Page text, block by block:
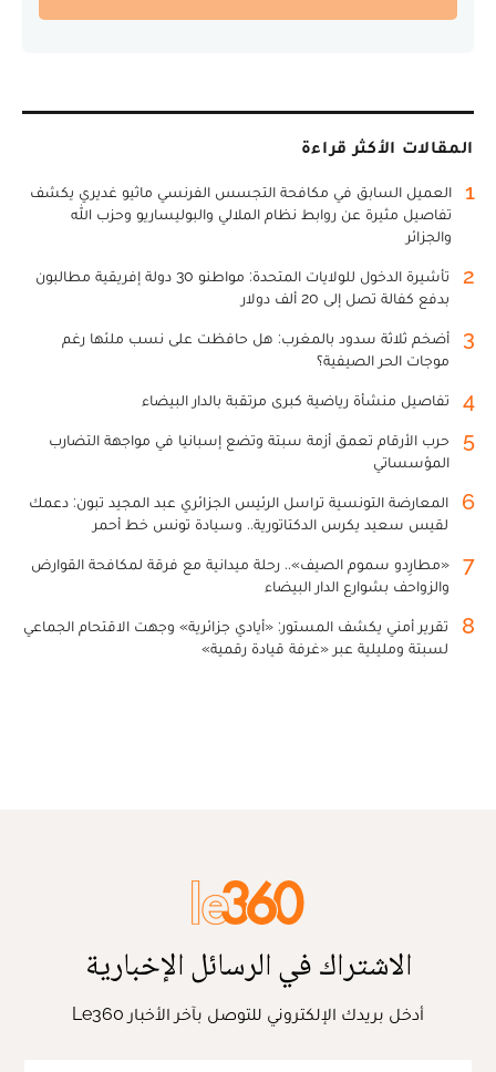
المقالات الأكثر قراءة
1
العميل السابق في مكافحة التجسس الفرنسي ماثيو غديري يكشف
تفاصيل مثيرة عن روابط نظام الملالي والبوليساريو وحزب الله
والجزائر
2
تأشيرة الدخول للولايات المتحدة: مواطنو 30 دولة إفريقية مطالبون
بدفع كفالة تصل إلى 20 ألف دولار
3
أضخم ثلاثة سدود بالمغرب: هل حافظت على نسب ملئها رغم
موجات الحر الصيفية؟
4 تفاصيل منشأة رياضية كبرى مرتقبة بالدار البيضاء
5
حرب الأرقام تعمق أزمة سبتة وتضع إسبانيا في مواجهة التضارب
المؤسساتي
6
المعارضة التونسية تراسل الرئيس الجزائري عبد المجيد تبون: دعمك
لقيس سعيد يكرس الدكتاتورية.. وسيادة تونس خط أحمر
7
«مطارِدو سموم الصيف».. رحلة ميدانية مع فرقة لمكافحة القوارض
والزواحف بشوارع الدار البيضاء
8
تقرير أمني يكشف المستور: «أيادي جزائرية» وجهت الاقتحام الجماعي
لسبتة ومليلية عبر «غرفة قيادة رقمية»
الاشتراك في الرسائل الإخبارية
أدخل بريدك الإلكتروني للتوصل بآخر الأخبار Le360